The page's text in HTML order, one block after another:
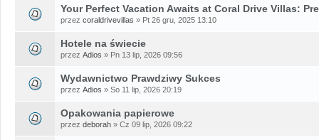
Your Perfect Vacation Awaits at Coral Drive Villas:
przez coraldrivevillas » Pt 26 gru, 2025 13:10
Hotele na świecie
przez Adios » Pn 13 lip, 2026 09:56
Wydawnictwo Prawdziwy Sukces
przez Adios » So 11 lip, 2026 20:19
Opakowania papierowe
przez deborah » Cz 09 lip, 2026 09:22